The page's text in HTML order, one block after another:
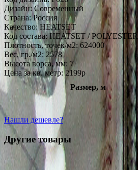
Дизайн:Современный
Страна:Россия
Качество:HEATSET
Код состава:HEATSET / POLYESTER
Плотность, точек/м2:624000
Вес, гр./м2: 2578
Высота ворса, мм: 7
Цена за кв. метр: 2199p
Размер, м
Нашли дешевле?
Другие товары